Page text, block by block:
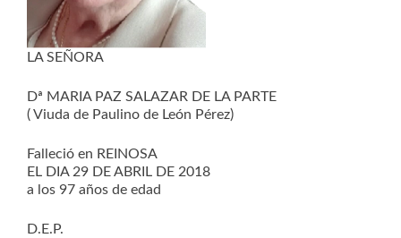
LA SEÑORA
Dª MARIA PAZ SALAZAR DE LA PARTE
( Viuda de Paulino de León Pérez)
Falleció en REINOSA
EL DIA 29 DE ABRIL DE 2018
a los 97 años de edad
D.E.P.